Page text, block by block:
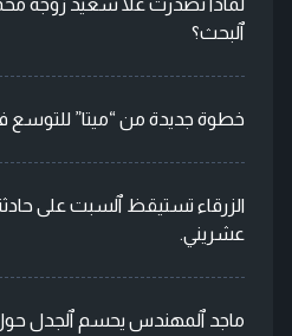
ٱلبحث؟
خطوة جديدة من “ميتا” للتوسع
الزرقاء تستيقظ ٱلسبت على
عشريني.
ماجد ٱلمهندس يحسم ٱلجدل